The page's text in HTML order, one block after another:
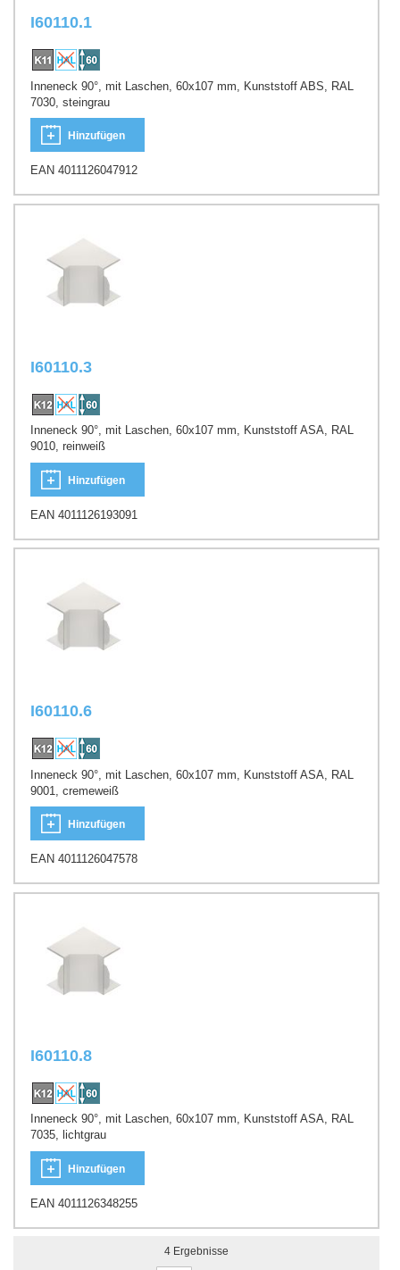
I60110.1
Inneneck 90°, mit Laschen, 60x107 mm, Kunststoff ABS, RAL
7030, steingrau
Hinzufügen
EAN 4011126047912
I60110.3
Inneneck 90°, mit Laschen, 60x107 mm, Kunststoff ASA, RAL
9010, reinweiß
Hinzufügen
EAN 4011126193091
I60110.6
Inneneck 90°, mit Laschen, 60x107 mm, Kunststoff ASA, RAL
9001, cremeweiß
Hinzufügen
EAN 4011126047578
I60110.8
Inneneck 90°, mit Laschen, 60x107 mm, Kunststoff ASA, RAL
7035, lichtgrau
Hinzufügen
EAN 4011126348255
4Ergebnisse